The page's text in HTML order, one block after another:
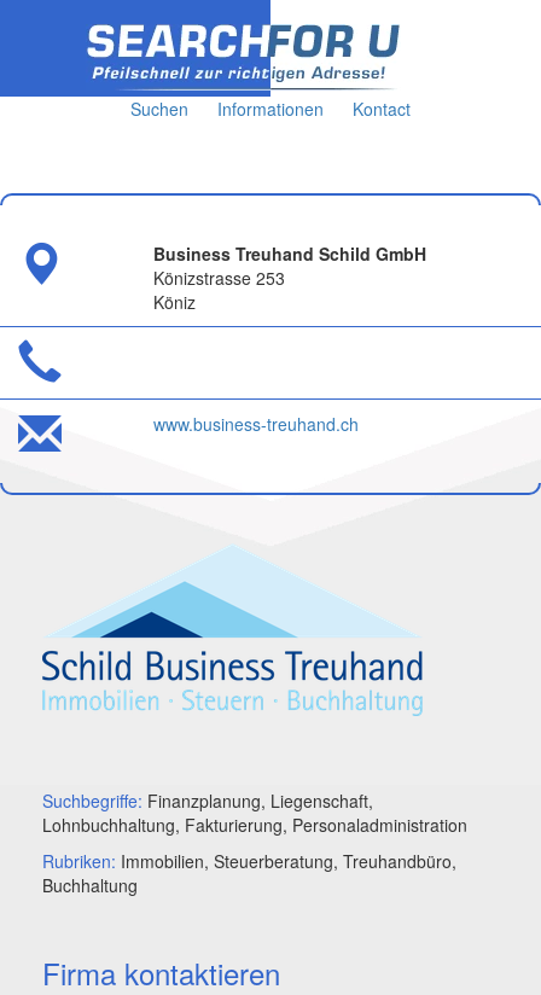
Suchen Informationen Kontact
Business Treuhand Schild GmbH
Könizstrasse 253
Köniz
www.business-treuhand.ch
Suchbegriffe: Finanzplanung, Liegenschaft,
Lohnbuchhaltung, Fakturierung, Personaladministration
Rubriken: Immobilien, Steuerberatung, Treuhandbüro,
Buchhaltung
Firma kontaktieren